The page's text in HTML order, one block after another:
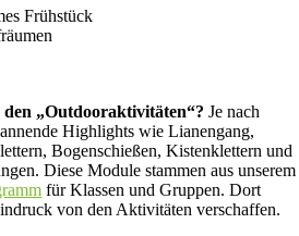
Frühstück
„Outdooraktivitäten“? Je nach
Highlights wie Lianengang,
Bogenschießen, Kistenklettern und
Diese Module stammen aus unserem
für Klassen und Gruppen. Dort
von den Aktivitäten verschaffen.